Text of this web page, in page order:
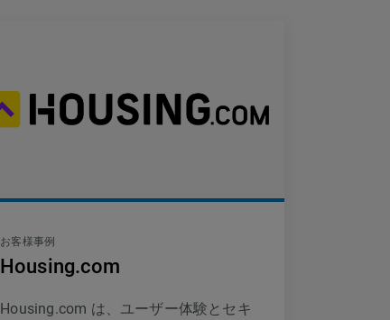
お客様事例
Housing.com
Housing.com は、ユーザー体験とセキ